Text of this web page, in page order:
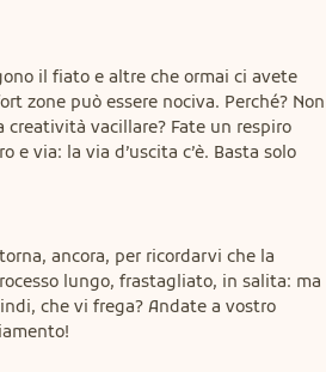
il fiato e altre che ormai ci avete
zone può essere nociva. Perché? Non
vacillare? Fate un respiro
e via: la via d’uscita c’è. Basta solo
ancora, per ricordarvi che la
lungo, frastagliato, in salita: ma
che vi frega? Andate a vostro